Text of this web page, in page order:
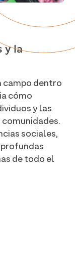
y la
campo dentro
cómo
y las
sociales,
de todo el